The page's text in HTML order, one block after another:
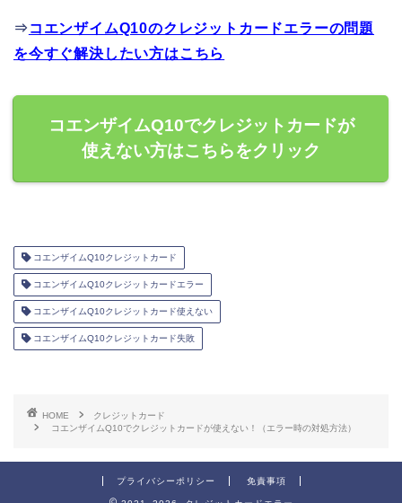
⇒ コエンザイムQ10のクレジットカードエラーの問題
を今すぐ解決したい方はこちら
コエンザイムQ10でクレジットカードが
使えない方はこちらをクリック
コエンザイムQ10クレジットカード
コエンザイムQ10クレジットカードエラー
コエンザイムQ10クレジットカード使えない
コエンザイムQ10クレジットカード失敗
HOME
クレジットカード
コエンザイムQ10でクレジットカードが使えない！（エラー時の対処方法）
プライバシーポリシー 免責事項